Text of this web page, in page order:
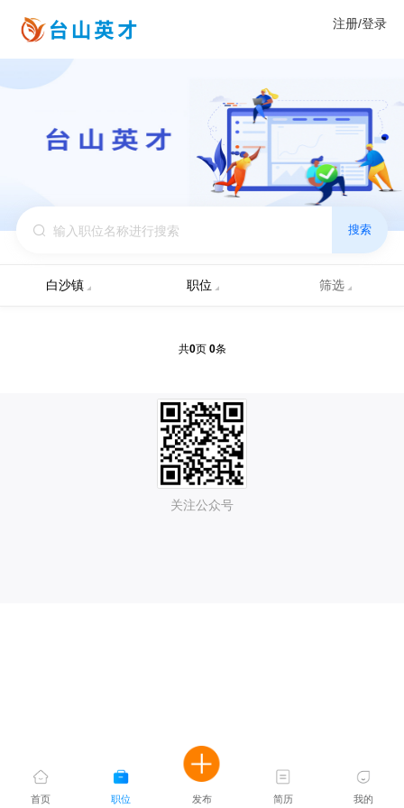
注册/登录
搜索
白沙镇 职位 筛选
共0页 0条
关注公众号
首页 职位 发布 简历 我的